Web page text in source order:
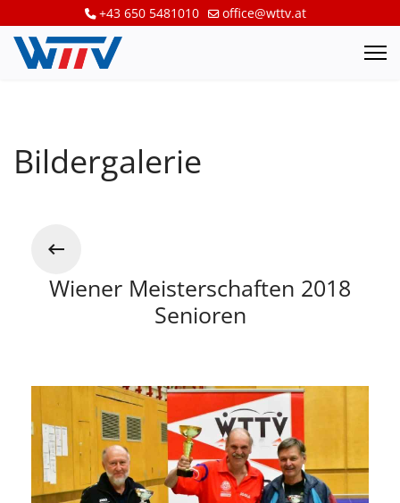
+43 650 5481010 office@wttv.at
Bildergalerie
Wiener Meisterschaften 2018
Senioren